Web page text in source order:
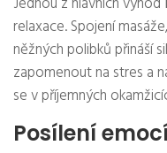
relaxace. Spojení
něžných polibků přináší
zapomenout na stres a
se v příjemných
Posílení